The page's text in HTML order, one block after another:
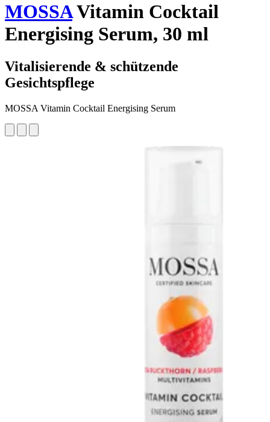
MOSSAVitamin Cocktail
Energising Serum, 30 ml
Vitalisierende & schützende
Gesichtspflege
MOSSA Vitamin Cocktail Energising Serum